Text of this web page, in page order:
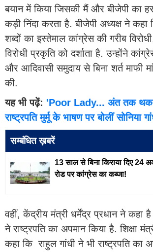
बयान में किया जिसकी मैं और बीजेपी का हर
कड़ी निंदा करता है. बीजेपी अध्यक्ष ने
शब्दों का इस्तेमाल कांग्रेस की गरीब
विरोधी प्रकृति को दर्शाता है. उन्होंने
और आदिवासी समुदाय से बिना शर्त माफी
की.
यह भी पढ़ें: 'Poor Lady... अंत तक थक
राष्ट्रपति मुर्मू के भाषण पर बोलीं सोनिया
सम्बंधित ख़बरें
13 साल से बिना किराया दिए 24
रोड पर कांग्रेस का कब्जा!
वहीं, केंद्रीय मंत्री धर्मेंद्र प्रधान ने कहा है
ने राष्ट्रपति का अपमान किया है. शिक्षा
कहा कि राहुल गांधी ने भी राष्ट्रपति का